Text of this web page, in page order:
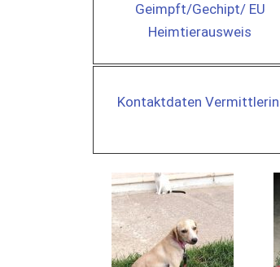
Geimpft/Gechipt/ EU
Heimtierausweis
Kontaktdaten